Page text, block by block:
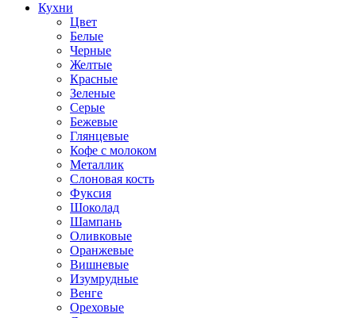
Кухни
Цвет
Белые
Черные
Желтые
Красные
Зеленые
Серые
Бежевые
Глянцевые
Кофе с молоком
Металлик
Слоновая кость
Фуксия
Шоколад
Шампань
Оливковые
Оранжевые
Вишневые
Изумрудные
Венге
Ореховые